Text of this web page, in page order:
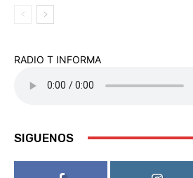
RADIO T INFORMA
SIGUENOS